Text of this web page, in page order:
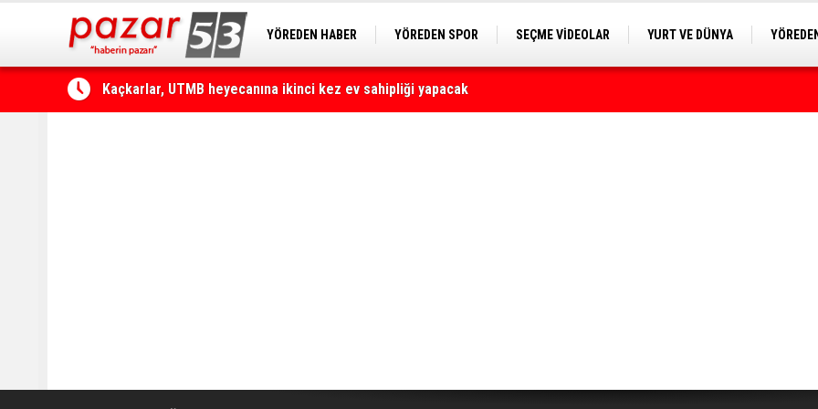
YÖREDEN HABER YÖREDEN SPOR SEÇME VİDEOLAR YURT VE DÜNYA
Kaçkarlar, UTMB heyecanına ikinci kez ev sahipliği yapacak
Çamlıhemşin'de otomobilin üzerine kaya düştü: 1 yaralı